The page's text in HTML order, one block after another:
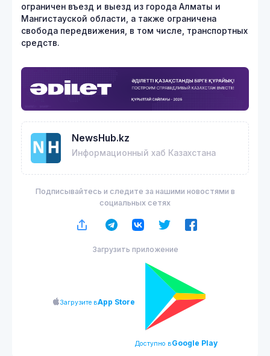
ограничен въезд и выезд из города Алматы и
Мангистауской области, а также ограничена
свобода передвижения, в том числе, транспортных
средств.
NewsHub.kz
Информационный хаб Казахстана
Подписывайтесь и следите за нашими новостями в
социальных сетях
Загрузить приложение
Загрузите вApp Store
Доступно вGoogle Play